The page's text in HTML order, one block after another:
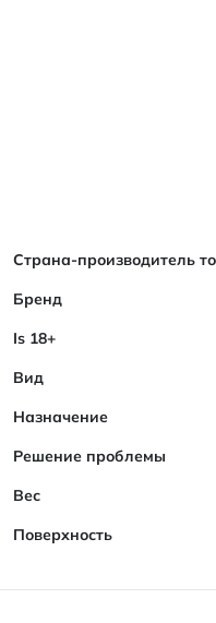
Характеристики
Страна-производитель
Бренд
Is 18+
Вид
Назначение
Решение проблемы
Вес
Поверхность